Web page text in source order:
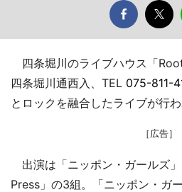
四条堀川のライブハウス「
四条堀川通西入、TEL 075-811-
とロックを融合したライブが行わ
［広告］
出演は「ニッポン・ガールズ
Press」の3組。「ニッポン・ガ